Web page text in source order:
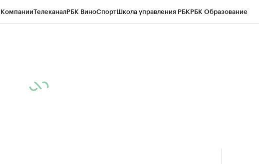
ТелеканалРБК ВиноСпортШкола управления РБКРБК Образование